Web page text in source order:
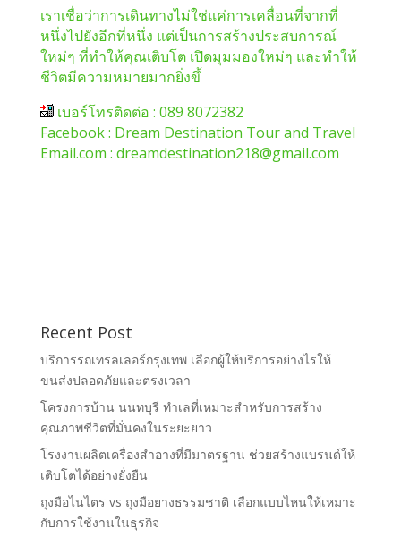
เราเชื่อว่าการเดินทางไม่ใช่แค่การเคลื่อนที่จากที่
หนึ่งไปยังอีกที่หนึ่ง แต่เป็นการสร้างประสบการณ์
ใหม่ๆ ที่ทำให้คุณเติบโต เปิดมุมมองใหม่ๆ และทำให้
ชีวิตมีความหมายมากยิ่งขึ้
เบอร์โทรติดต่อ : 089 8072382
Facebook : Dream Destination Tour and Travel
Email.com : dreamdestination218@gmail.com
Recent Post
บริการรถเทรลเลอร์กรุงเทพ เลือกผู้ให้บริการอย่างไรให้
ขนส่งปลอดภัยและตรงเวลา
โครงการบ้าน นนทบุรี ทำเลที่เหมาะสำหรับการสร้าง
คุณภาพชีวิตที่มั่นคงในระยะยาว
โรงงานผลิตเครื่องสำอางที่มีมาตรฐาน ช่วยสร้างแบรนด์ให้
เติบโตได้อย่างยั่งยืน
ถุงมือไนไตร vs ถุงมือยางธรรมชาติ เลือกแบบไหนให้เหมาะ
กับการใช้งานในธุรกิจ